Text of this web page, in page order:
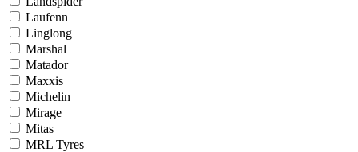
Laufenn
Linglong
Marshal
Matador
Maxxis
Michelin
Mirage
Mitas
MRL Tyres